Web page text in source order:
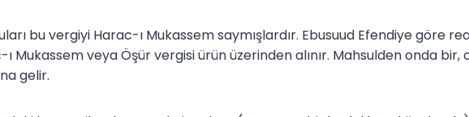
bu vergiyi Harac-ı Mukassem saymışlardır. Ebusuud Efendiye göre
Mukassem veya Öşür vergisi ürün üzerinden alınır. Mahsulden onda bir,
gelir.